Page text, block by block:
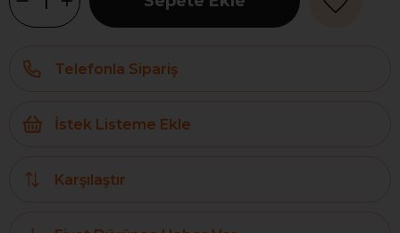
Telefonla Sipariş
İstek Listeme Ekle
Karşılaştır